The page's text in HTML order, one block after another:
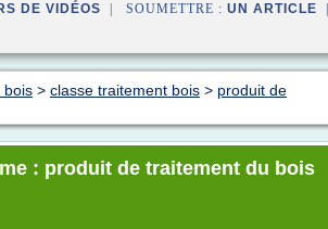
DE VIDÉOS | SOUMETTRE : UN ARTICLE
bois > classe traitement bois > produit de
: produit de traitement du bois